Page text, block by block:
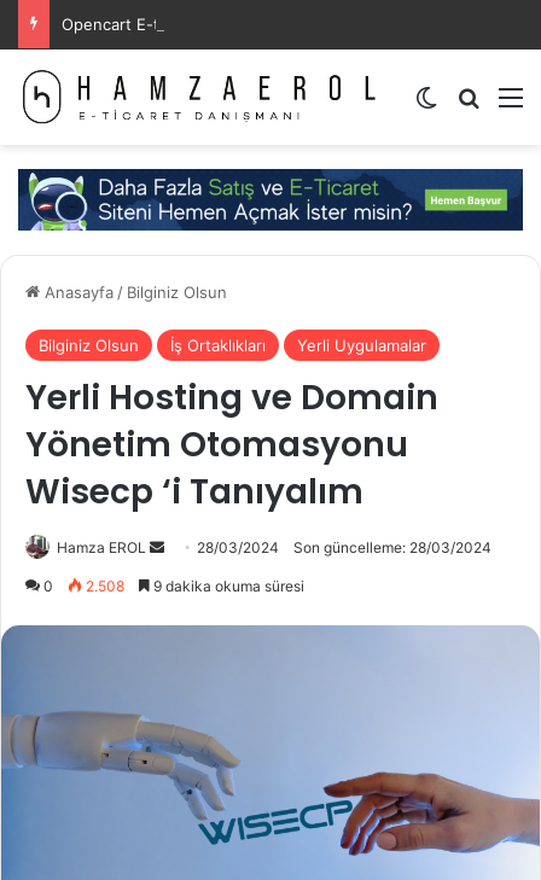
Opencart E-ticaret paketi özellikleri
Dış
Anasayfa/ Bilginiz Olsun
Bilginiz Olsun İş Ortaklıkları Yerli Uygulamalar
Yerli Hosting ve Domain
Yönetim Otomasyonu
Wisecp ‘i Tanıyalım
Hamza EROL
Bir
28/03/2024 Son güncelleme: 28/03/2024
0 2.508 9 dakika okuma süresi